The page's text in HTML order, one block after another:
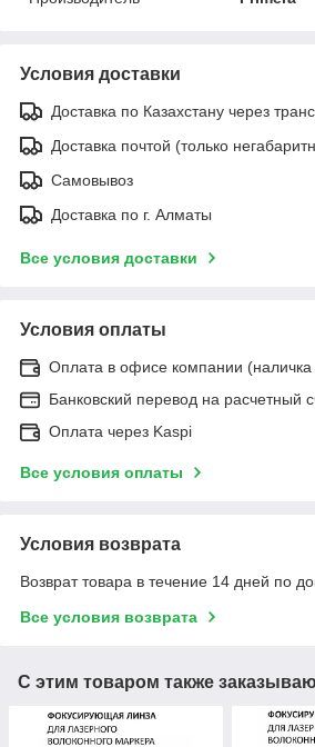
Условия доставки
Доставка по Казахстану через
Доставка почтой (только
Самовывоз
Доставка по г. Алматы
Все условия доставки
Условия оплаты
Оплата в офисе компании (наличка
Банковский перевод на расчетный
Оплата через Kaspi
Все условия оплаты
Условия возврата
Возврат товара в течение 14 дней по
Все условия возврата
С этим товаром также